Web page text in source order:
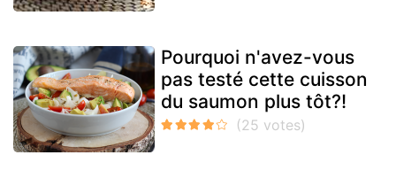
Pourquoi n'avez-vous
pas testé cette cuisson
du saumon plus tôt?!